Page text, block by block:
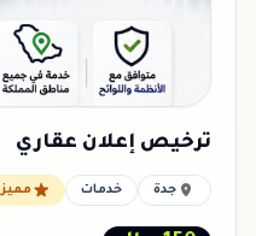
ترخيص إعلان عقاري
جدة خدمات مميز